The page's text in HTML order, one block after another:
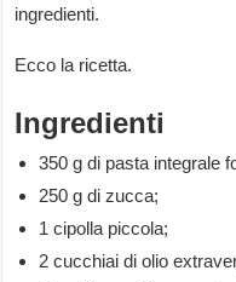
ingredienti.
Ecco la ricetta.
Ingredienti
350 g di pasta integrale
250 g di zucca;
1 cipolla piccola;
2 cucchiai di olio